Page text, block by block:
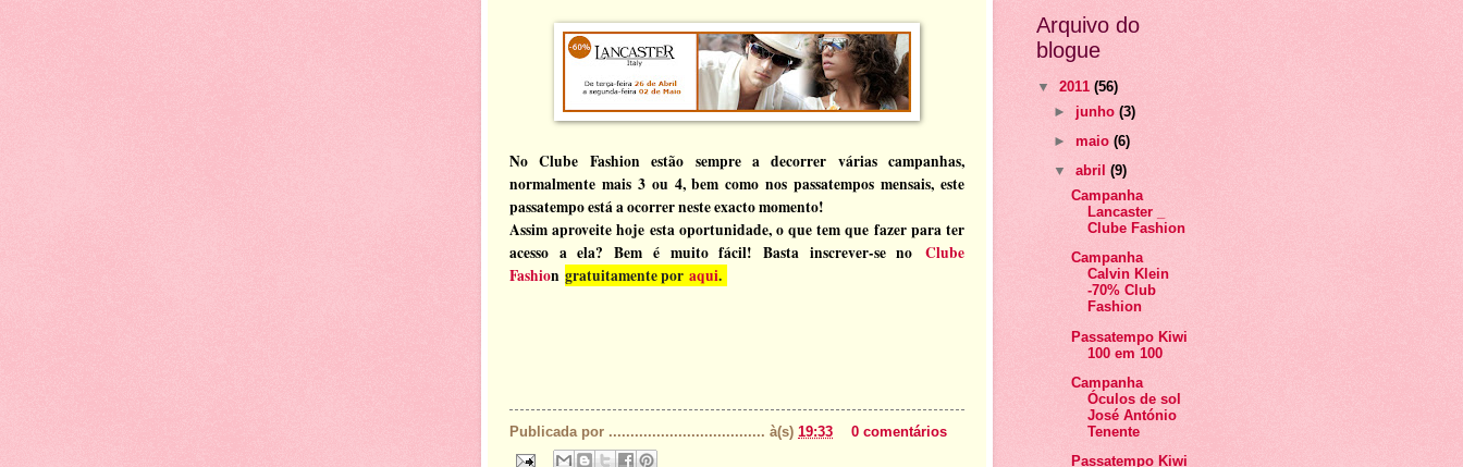
No Clube Fashion estão sempre a decorrer várias campanhas,
normalmente mais 3 ou 4, bem como nos passatempos mensais, este
passatempo está a ocorrer neste exacto momento!
Assim aproveite hoje esta oportunidade, o que tem que fazer para ter
acesso a ela? Bem é muito fácil! Basta inscrever-se no Clube
Fashion gratuitamente por aqui.
Publicada por .................................... à(s) 19:33 0 comentários
Arquivo do
blogue
▼ 2011 (56)
► junho(3)
► maio(6)
▼abril(9)
Campanha
Lancaster _
Clube Fashion
Campanha
Calvin Klein
-70% Club
Fashion
Passatempo Kiwi
100 em 100
Campanha
Óculos de sol
José António
Tenente
Passatempo Kiwi